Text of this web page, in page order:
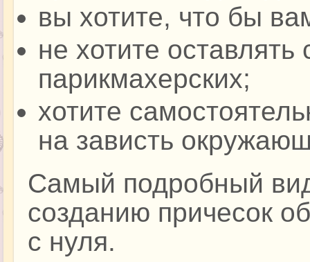
вы хотите, что бы
не хотите
парикмахерских;
хотите
на зависть
Самый подробный
созданию причесок
с нуля.